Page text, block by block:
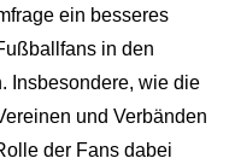
ein besseres
in den
Insbesondere, wie die
und Verbänden
der Fans dabei